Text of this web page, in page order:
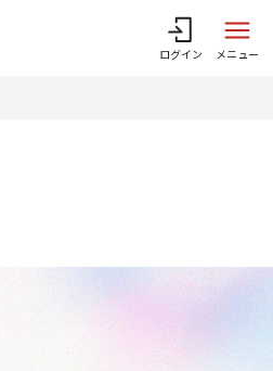
ログイン メニュー